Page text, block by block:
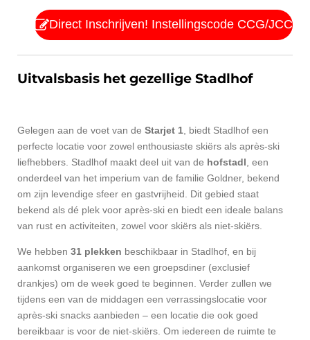
Direct Inschrijven! Instellingscode CCG/JCC
Uitvalsbasis het gezellige Stadlhof
Gelegen aan de voet van de Starjet 1 , biedt Stadlhof een
perfecte locatie voor zowel enthousiaste skiërs als après-ski
liefhebbers. Stadlhof maakt deel uit van de hofstadl , een
onderdeel van het imperium van de familie Goldner, bekend
om zijn levendige sfeer en gastvrijheid. Dit gebied staat
bekend als dé plek voor après-ski en biedt een ideale balans
van rust en activiteiten, zowel voor skiërs als niet-skiërs.
We hebben 31 plekken beschikbaar in Stadlhof, en bij
aankomst organiseren we een groepsdiner (exclusief
drankjes) om de week goed te beginnen. Verder zullen we
tijdens een van de middagen een verrassingslocatie voor
après-ski snacks aanbieden – een locatie die ook goed
bereikbaar is voor de niet-skiërs. Om iedereen de ruimte te